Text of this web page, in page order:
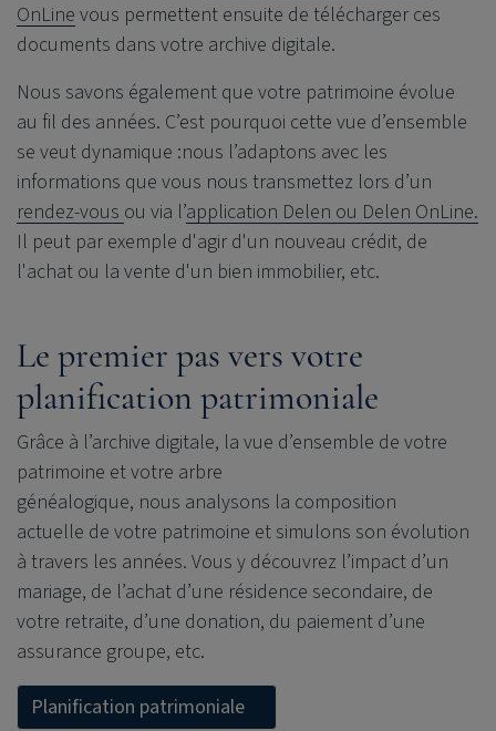
OnLine vous permettent ensuite de télécharger ces
documents dans votre archive digitale.
Nous savons également que votre patrimoine évolue
au fil des années. C’est pourquoi cette vue d’ensemble
se veut dynamique :nous l’adaptons avec les
informations que vous nous transmettez lors d’un
rendez-vous ou via l’application Delen ou Delen OnLine.
Il peut par exemple d'agir d'un nouveau crédit, de
l'achat ou la vente d'un bien immobilier, etc.
Le premier pas vers votre
planification patrimoniale
Grâce à l’archive digitale, la vue d’ensemble de votre
patrimoine et votre arbre
généalogique, nous analysons la composition
actuelle de votre patrimoine et simulons son évolution
à travers les années. Vous y découvrez l’impact d’un
mariage, de l’achat d’une résidence secondaire, de
votre retraite, d’une donation, du paiement d’une
assurance groupe, etc.
Planification patrimoniale